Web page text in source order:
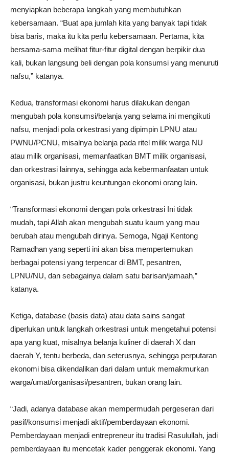
menyiapkan beberapa langkah yang membutuhkan
kebersamaan. “Buat apa jumlah kita yang banyak tapi tidak
bisa baris, maka itu kita perlu kebersamaan. Pertama, kita
bersama-sama melihat fitur-fitur digital dengan berpikir dua
kali, bukan langsung beli dengan pola konsumsi yang menuruti
nafsu,” katanya.
Kedua, transformasi ekonomi harus dilakukan dengan
mengubah pola konsumsi/belanja yang selama ini mengikuti
nafsu, menjadi pola orkestrasi yang dipimpin LPNU atau
PWNU/PCNU, misalnya belanja pada ritel milik warga NU
atau milik organisasi, memanfaatkan BMT milik organisasi,
dan orkestrasi lainnya, sehingga ada kebermanfaatan untuk
organisasi, bukan justru keuntungan ekonomi orang lain.
“Transformasi ekonomi dengan pola orkestrasi Ini tidak
mudah, tapi Allah akan mengubah suatu kaum yang mau
berubah atau mengubah dirinya. Semoga, Ngaji Kentong
Ramadhan yang seperti ini akan bisa mempertemukan
berbagai potensi yang terpencar di BMT, pesantren,
LPNU/NU, dan sebagainya dalam satu barisan/jamaah,”
katanya.
Ketiga, database (basis data) atau data sains sangat
diperlukan untuk langkah orkestrasi untuk mengetahui potensi
apa yang kuat, misalnya belanja kuliner di daerah X dan
daerah Y, tentu berbeda, dan seterusnya, sehingga perputaran
ekonomi bisa dikendalikan dari dalam untuk memakmurkan
warga/umat/organisasi/pesantren, bukan orang lain.
“Jadi, adanya database akan mempermudah pergeseran dari
pasif/konsumsi menjadi aktif/pemberdayaan ekonomi.
Pemberdayaan menjadi entrepreneur itu tradisi Rasulullah, jadi
pemberdayaan itu mencetak kader penggerak ekonomi. Yang